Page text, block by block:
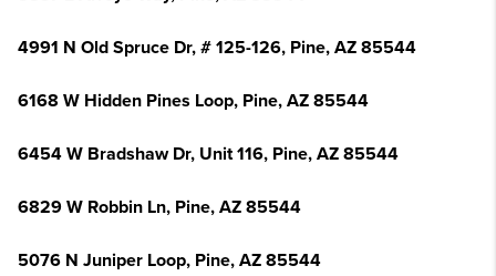
4991 N Old Spruce Dr, # 125-126, Pine, AZ 85544
6168 W Hidden Pines Loop, Pine, AZ 85544
6454 W Bradshaw Dr, Unit 116, Pine, AZ 85544
6829 W Robbin Ln, Pine, AZ 85544
5076 N Juniper Loop, Pine, AZ 85544